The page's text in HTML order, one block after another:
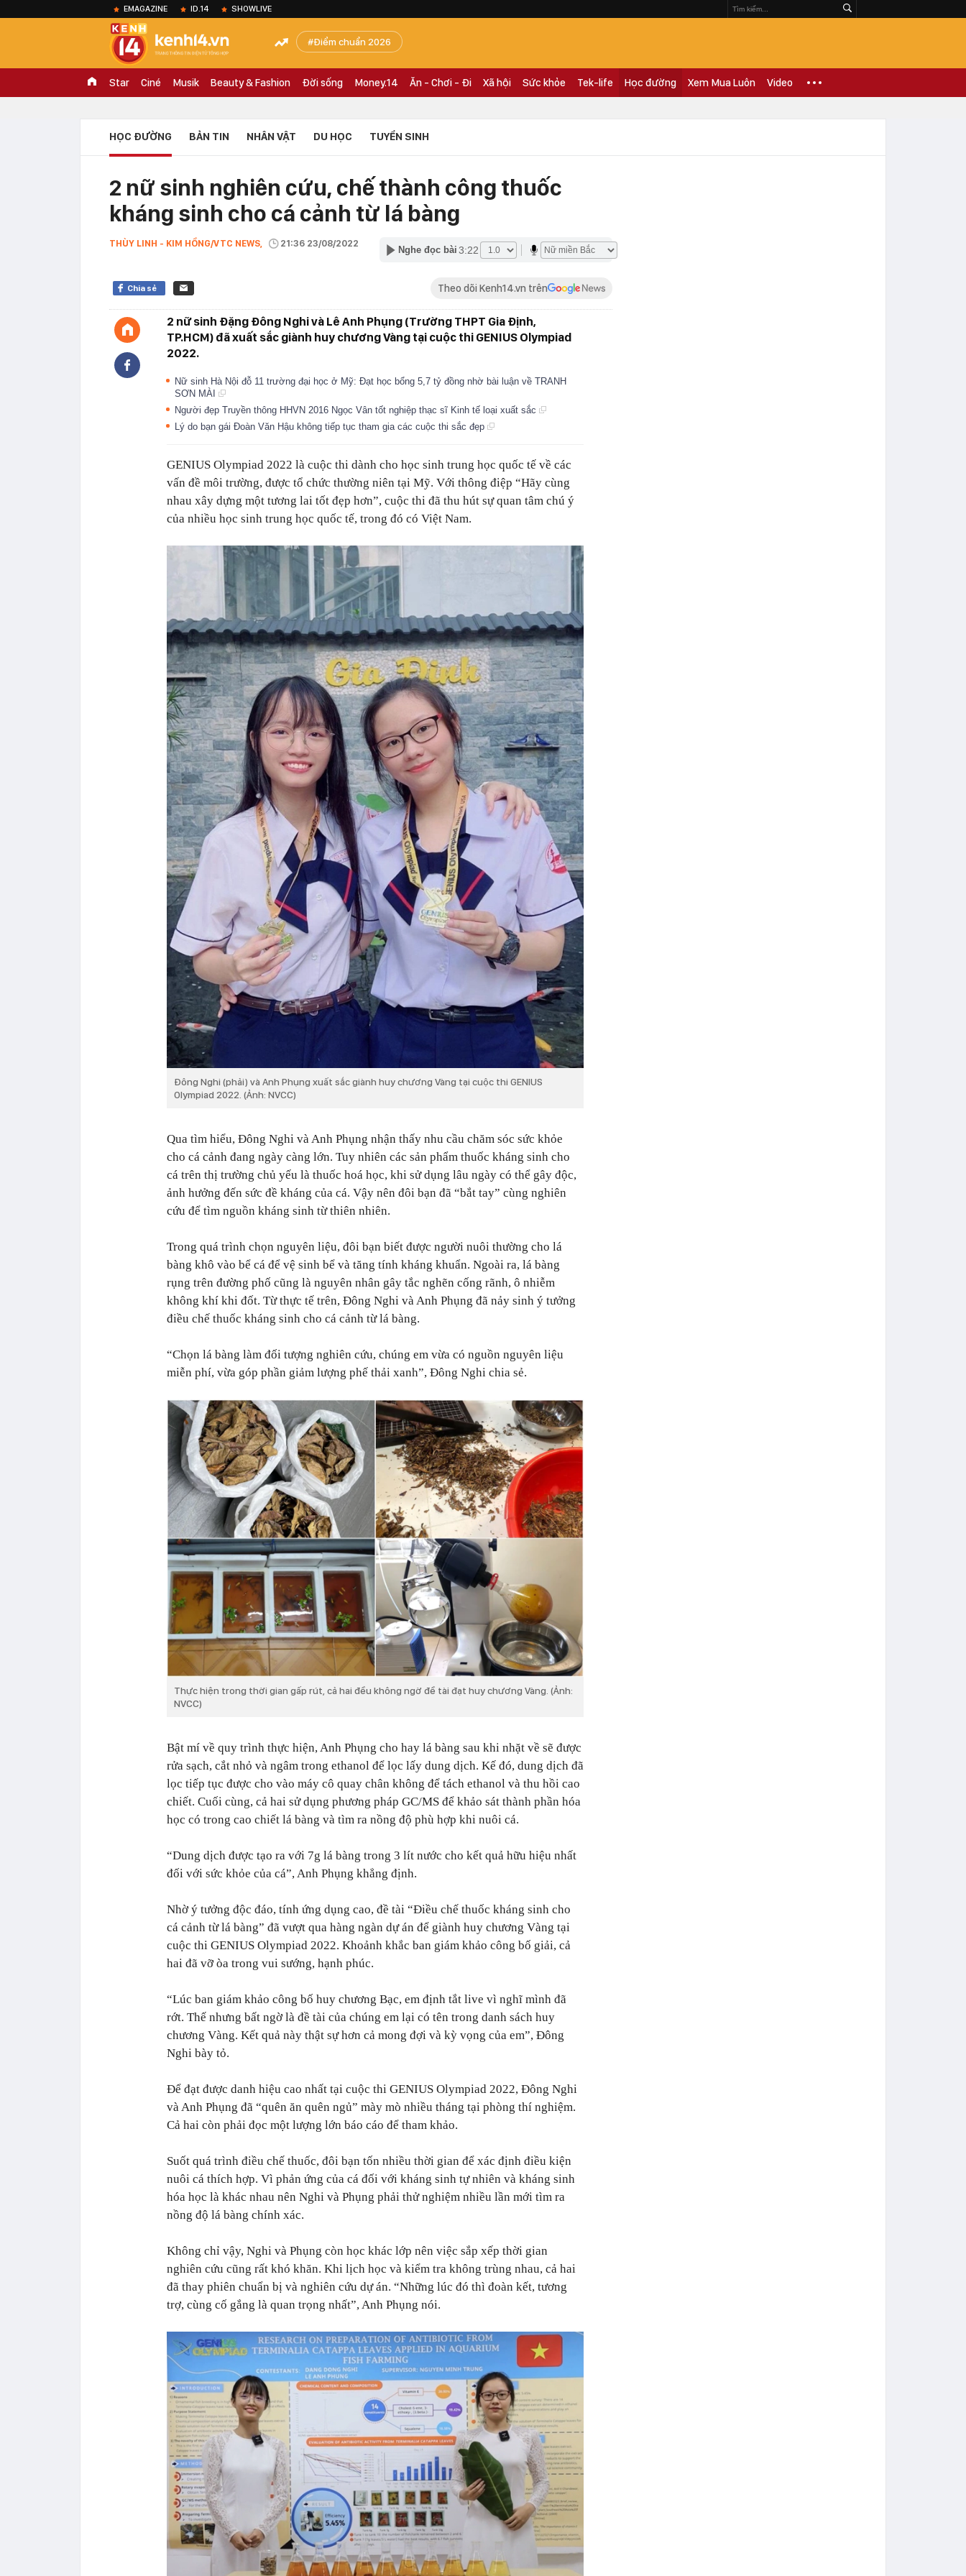
EMAGAZINE ID.14 SHOWLIVE
Điểm chuẩn 2026
Star Ciné Musik Beauty & Fashion Đời sống Money.14 Ăn - Chơi - Đi Xã hội Sức khỏe Tek-life Học đường Xem Mua Luôn Video
HỌC ĐƯỜNG BẢN TIN NHÂN VẬT DU HỌC TUYỂN SINH
2 nữ sinh nghiên cứu, chế thành công thuốc
kháng sinh cho cá cảnh từ lá bàng
THÙY LINH - KIM HỒNG/VTC NEWS, 21:36 23/08/2022
Nghe đọc bài 3:22
Chia sẻ Theo dõi Kenh14.vn trên
2 nữ sinh Đặng Đông Nghi và Lê Anh Phụng (Trường THPT Gia Định,
TP.HCM) đã xuất sắc giành huy chương Vàng tại cuộc thi GENIUS Olympiad
2022.
Nữ sinh Hà Nội đỗ 11 trường đại học ở Mỹ: Đạt học bổng 5,7 tỷ đồng nhờ bài luận về TRANH
SƠN MÀI
Người đẹp Truyền thông HHVN 2016 Ngọc Vân tốt nghiệp thạc sĩ Kinh tế loại xuất sắc
Lý do bạn gái Đoàn Văn Hậu không tiếp tục tham gia các cuộc thi sắc đẹp
GENIUS Olympiad 2022 là cuộc thi dành cho học sinh trung học quốc tế về các
vấn đề môi trường, được tổ chức thường niên tại Mỹ. Với thông điệp “Hãy cùng
nhau xây dựng một tương lai tốt đẹp hơn”, cuộc thi đã thu hút sự quan tâm chú ý
của nhiều học sinh trung học quốc tế, trong đó có Việt Nam.
Đông Nghi (phải) và Anh Phụng xuất sắc giành huy chương Vàng tại cuộc thi GENIUS
Olympiad 2022. (Ảnh: NVCC)
Qua tìm hiểu, Đông Nghi và Anh Phụng nhận thấy nhu cầu chăm sóc sức khỏe
cho cá cảnh đang ngày càng lớn. Tuy nhiên các sản phẩm thuốc kháng sinh cho
cá trên thị trường chủ yếu là thuốc hoá học, khi sử dụng lâu ngày có thể gây độc,
ảnh hưởng đến sức đề kháng của cá. Vậy nên đôi bạn đã “bắt tay” cùng nghiên
cứu để tìm nguồn kháng sinh từ thiên nhiên.
Trong quá trình chọn nguyên liệu, đôi bạn biết được người nuôi thường cho lá
bàng khô vào bể cá để vệ sinh bể và tăng tính kháng khuẩn. Ngoài ra, lá bàng
rụng trên đường phố cũng là nguyên nhân gây tắc nghẽn cống rãnh, ô nhiễm
không khí khi đốt. Từ thực tế trên, Đông Nghi và Anh Phụng đã nảy sinh ý tưởng
điều chế thuốc kháng sinh cho cá cảnh từ lá bàng.
“Chọn lá bàng làm đối tượng nghiên cứu, chúng em vừa có nguồn nguyên liệu
miễn phí, vừa góp phần giảm lượng phế thải xanh”, Đông Nghi chia sẻ.
Thực hiện trong thời gian gấp rút, cả hai đều không ngờ đề tài đạt huy chương Vàng. (Ảnh:
NVCC)
Bật mí về quy trình thực hiện, Anh Phụng cho hay lá bàng sau khi nhặt về sẽ được
rửa sạch, cắt nhỏ và ngâm trong ethanol để lọc lấy dung dịch. Kế đó, dung dịch đã
lọc tiếp tục được cho vào máy cô quay chân không để tách ethanol và thu hồi cao
chiết. Cuối cùng, cả hai sử dụng phương pháp GC/MS để khảo sát thành phần hóa
học có trong cao chiết lá bàng và tìm ra nồng độ phù hợp khi nuôi cá.
“Dung dịch được tạo ra với 7g lá bàng trong 3 lít nước cho kết quả hữu hiệu nhất
đối với sức khỏe của cá”, Anh Phụng khẳng định.
Nhờ ý tưởng độc đáo, tính ứng dụng cao, đề tài “Điều chế thuốc kháng sinh cho
cá cảnh từ lá bàng” đã vượt qua hàng ngàn dự án để giành huy chương Vàng tại
cuộc thi GENIUS Olympiad 2022. Khoảnh khắc ban giám khảo công bố giải, cả
hai đã vỡ òa trong vui sướng, hạnh phúc.
“Lúc ban giám khảo công bố huy chương Bạc, em định tắt live vì nghĩ mình đã
rớt. Thế nhưng bất ngờ là đề tài của chúng em lại có tên trong danh sách huy
chương Vàng. Kết quả này thật sự hơn cả mong đợi và kỳ vọng của em”, Đông
Nghi bày tỏ.
Để đạt được danh hiệu cao nhất tại cuộc thi GENIUS Olympiad 2022, Đông Nghi
và Anh Phụng đã “quên ăn quên ngủ” mày mò nhiều tháng tại phòng thí nghiệm.
Cả hai còn phải đọc một lượng lớn báo cáo để tham khảo.
Suốt quá trình điều chế thuốc, đôi bạn tốn nhiều thời gian để xác định điều kiện
nuôi cá thích hợp. Vì phản ứng của cá đối với kháng sinh tự nhiên và kháng sinh
hóa học là khác nhau nên Nghi và Phụng phải thử nghiệm nhiều lần mới tìm ra
nồng độ lá bàng chính xác.
Không chỉ vậy, Nghi và Phụng còn học khác lớp nên việc sắp xếp thời gian
nghiên cứu cũng rất khó khăn. Khi lịch học và kiểm tra không trùng nhau, cả hai
đã thay phiên chuẩn bị và nghiên cứu dự án. “Những lúc đó thì đoàn kết, tương
trợ, cùng cố gắng là quan trọng nhất”, Anh Phụng nói.